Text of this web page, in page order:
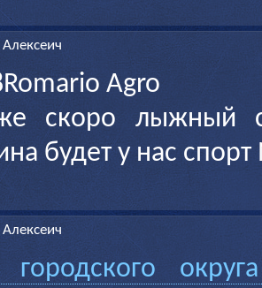
Алексеич
Agro
скоро лыжный
будет у нас
Алексеич
городского